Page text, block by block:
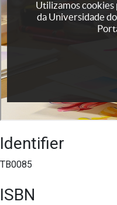
Identifier
TB0085
ISBN